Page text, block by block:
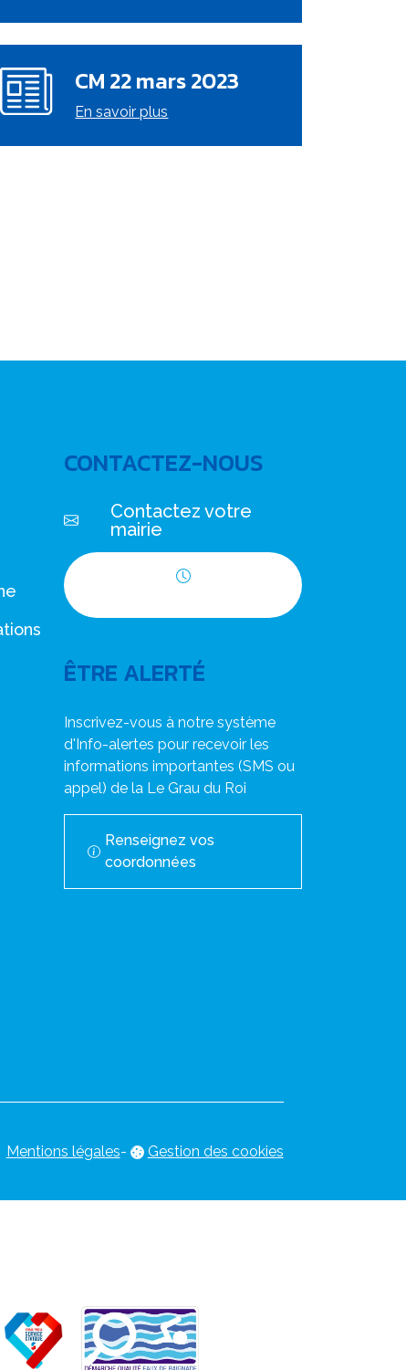
CM 22 mars 2023
En savoir plus
CONTACTEZ-NOUS
Contactez votre
mairie
ÊTRE ALERTÉ
Inscrivez-vous à notre système
d'Info-alertes pour recevoir les
informations importantes (SMS ou
appel) de la Le Grau du Roi
Renseignez vos
coordonnées
Mentions légales- Gestion des cookies